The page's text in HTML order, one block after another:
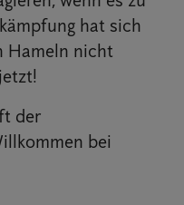
hat sich
Hameln nicht
der
bei